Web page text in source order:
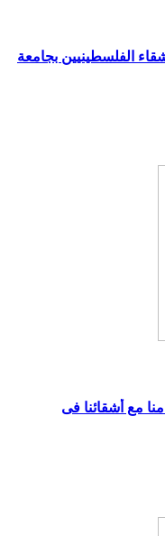
الفلسطينيين بجامعة
مع أشقائنا فى